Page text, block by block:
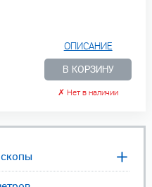
ОПИСАНИЕ
В КОРЗИНУ
✗ Нет в наличии